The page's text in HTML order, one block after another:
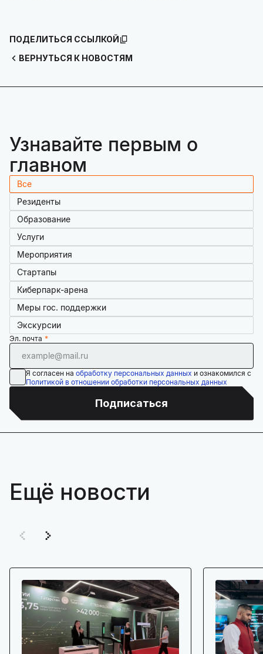
ВЕРНУТЬСЯ К НОВОСТЯМ
ПОДЕЛИТЬСЯ ССЫЛКОЙ
Узнавайте первым о
главном
Все
Резиденты
Образование
Услуги
Мероприятия
Стартапы
Киберпарк-арена
Меры гос. поддержки
Экскурсии
Эл. почта
Я согласен на обработку персональных данных и ознакомился с
Политикой в отношении обработки персональных данных
Подписаться
Ещё новости